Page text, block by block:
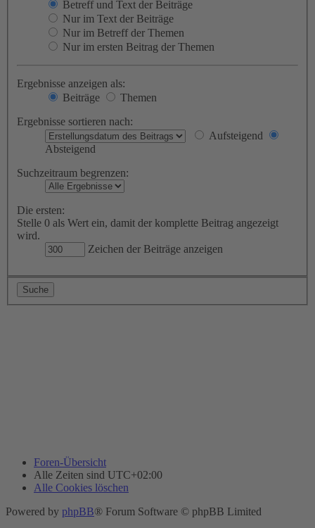
Betreff und Text der Beiträge
Nur im Text der Beiträge
Nur im Betreff der Themen
Nur im ersten Beitrag der Themen
Ergebnisse anzeigen als:
Beiträge
Themen
Ergebnisse sortieren nach:
Aufsteigend
Absteigend
Suchzeitraum begrenzen:
Die ersten:
Stelle 0 als Wert ein, damit der komplette Beitrag angezeigt
wird.
Zeichen der Beiträge anzeigen
Foren-Übersicht
Alle Zeiten sind UTC+02:00
Alle Cookies löschen
Powered by phpBB® Forum Software © phpBB Limited